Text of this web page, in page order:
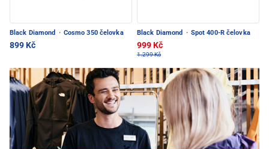
Black Diamond · Cosmo 350 čelovka
899 Kč
Black Diamond · Spot 400-R čelovka
999 Kč
1.299 Kč